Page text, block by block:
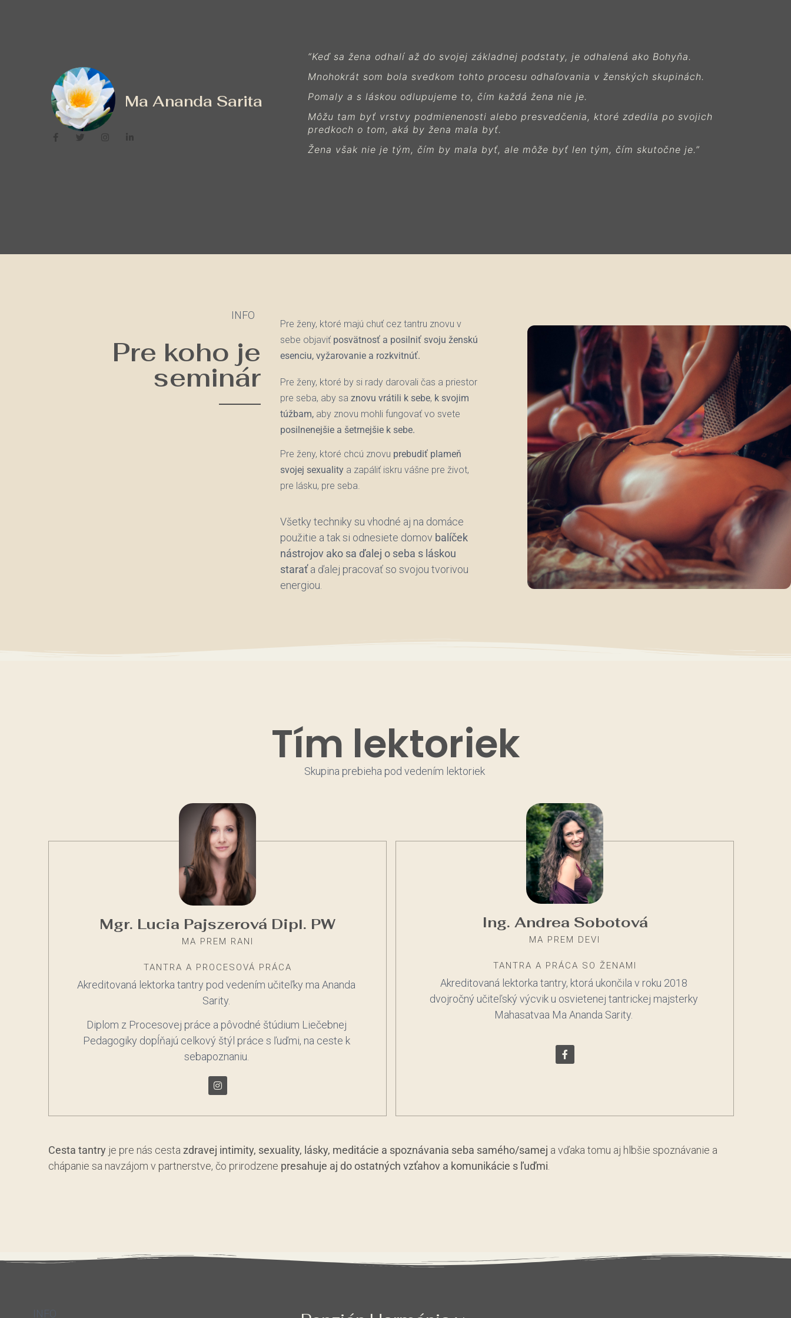
Ma Ananda Sarita
“Keď sa žena odhalí až do svojej základnej podstaty, je odhalená ako Bohyňa.
Mnohokrát som bola svedkom tohto procesu odhaľovania v ženských skupinách.
Pomaly a s láskou odlupujeme to, čím každá žena nie je.
Môžu tam byť vrstvy podmienenosti alebo presvedčenia, ktoré zdedila po svojich
predkoch o tom, aká by žena mala byť.
Žena však nie je tým, čím by mala byť, ale môže byť len tým, čím skutočne je.”
INFO
Pre koho je
seminár
Pre ženy, ktoré majú chuť cez tantru znovu v
sebe objaviť posvätnosť a posilniť svoju ženskú
esenciu, vyžarovanie a rozkvitnúť.
Pre ženy, ktoré by si rady darovali čas a priestor
pre seba, aby saznovu vrátili k sebe, k svojim
túžbam, aby znovu mohli fungovať vo svete
posilnenejšie a šetrnejšie k sebe.
Pre ženy, ktoré chcú znovu prebudiť plameň
svojej sexuality a zapáliť iskru vášne pre život,
pre lásku, pre seba.
Všetky techniky su vhodné aj na domáce
použitie a tak si odnesiete domov balíček
nástrojov ako sa ďalej o seba s láskou
staraťa ďalej pracovať so svojou tvorivou
energiou.
Tím lektoriek
Skupina prebieha pod vedením lektoriek
Mgr. Lucia Pajszerová Dipl. PW
MA PREM RANI
TANTRA A PROCESOVÁ PRÁCA
Akreditovaná lektorka tantry pod vedením učiteľky ma Ananda
Sarity.
Diplom z Procesovej práce a pôvodné štúdium Liečebnej
Pedagogiky dopĺňajú celkový štýl práce s ľuďmi, na ceste k
sebapoznaniu.
Ing. Andrea Sobotová
MA PREM DEVI
TANTRA A PRÁCA SO ŽENAMI
Akreditovaná lektorka tantry, ktorá ukončila v roku 2018
dvojročný učiteľský výcvik u osvietenej tantrickej majsterky
Mahasatvaa Ma Ananda Sarity.
Cesta tantry je pre nás cesta zdravej intimity, sexuality, lásky, meditácie a spoznávania seba samého/samej a vďaka tomu aj hlbšie spoznávanie a
chápanie sa navzájom v partnerstve, čo prirodzene presahuje aj do ostatných vzťahov a komunikácie s ľuďmi
INFO